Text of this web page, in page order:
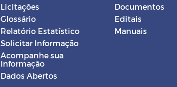
Licitações
Glossário
Relatório Estatístico
Solicitar Informação
Acompanhe sua
Informação
Dados Abertos
Documentos
Editais
Manuais